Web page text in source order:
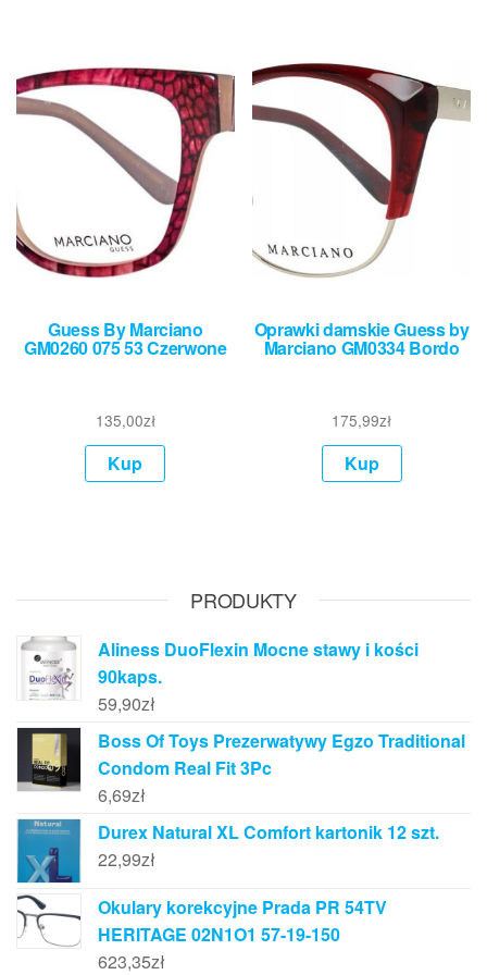
Guess By Marciano
GM0260 075 53 Czerwone
135,00zł
Kup
Oprawki damskie Guess by
Marciano GM0334 Bordo
175,99zł
Kup
PRODUKTY
Aliness DuoFlexin Mocne stawy i kości
90kaps.
59,90zł
Boss Of Toys Prezerwatywy Egzo Traditional
Condom Real Fit 3Pc
6,69zł
Durex Natural XL Comfort kartonik 12 szt.
22,99zł
Okulary korekcyjne Prada PR 54TV
HERITAGE 02N1O1 57-19-150
623,35zł